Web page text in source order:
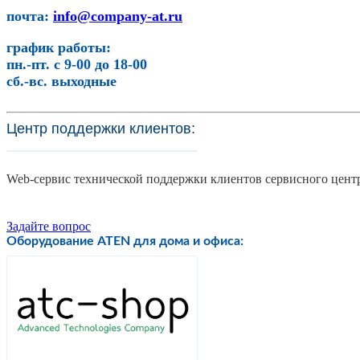
почта: info@company-at.ru
график работы:
пн.-пт. с 9-00 до 18-00
сб.-вс. выходные
Центр поддержки клиентов:
Web-сервис технической поддержки клиентов сервисного
Задайте вопрос
Оборудование ATEN для дома и офиса: